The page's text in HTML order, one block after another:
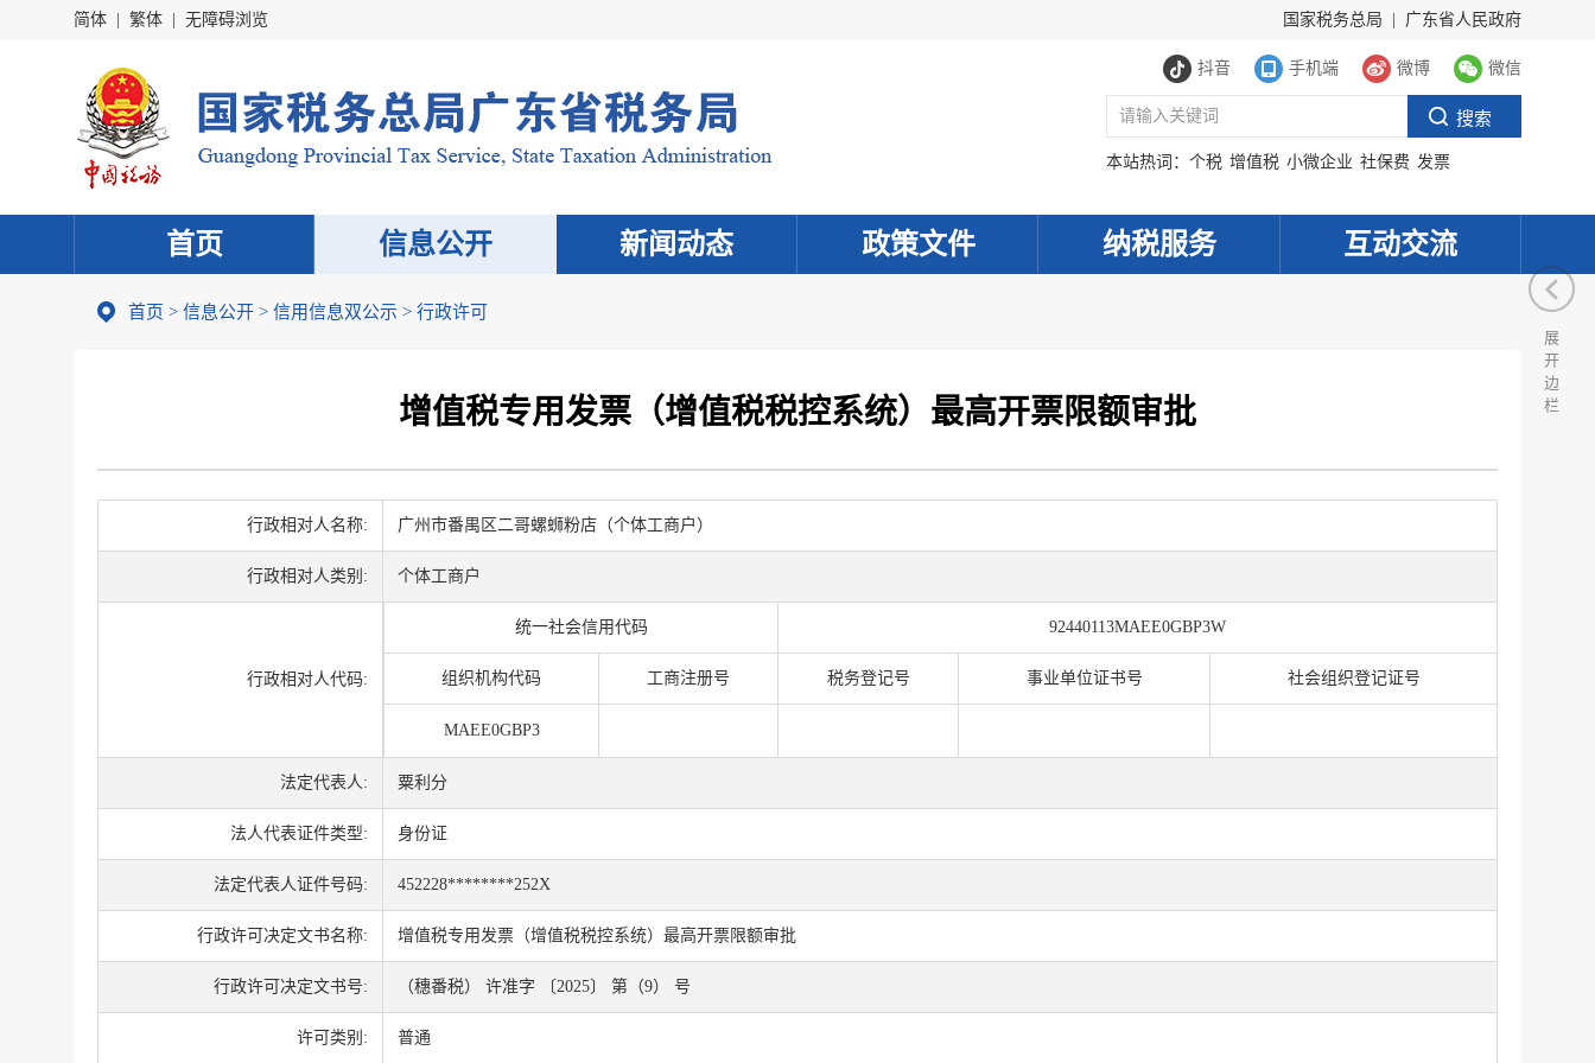
简体 繁体 无障碍浏览 国家税务总局 广东省人民政府
抖音 手机端 微博 微信
本站热词： 个税 增值税 小微企业 社保费 发票
首页 信息公开 新闻动态 政策文件 纳税服务 互动交流
首页 > 信息公开 > 信用信息双公示 > 行政许可
增值税专用发票（增值税税控系统）最高开票限额审批
行政相对人名称: 广州市番禺区二哥螺蛳粉店（个体工商户）
行政相对人类别: 个体工商户
行政相对人代码:
统一社会信用代码 92440113MAEE0GBP3W
组织机构代码 工商注册号 税务登记号 事业单位证书号 社会组织登记证号
MAEE0GBP3
法定代表人: 粟利分
法人代表证件类型: 身份证
法定代表人证件号码: 452228********252X
行政许可决定文书名称: 增值税专用发票（增值税税控系统）最高开票限额审批
行政许可决定文书号: （穗番税） 许准字 〔2025〕 第（9） 号
许可类别: 普通
展
开
边
栏